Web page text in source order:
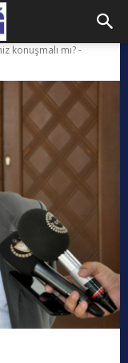
konuşmalı mı? -